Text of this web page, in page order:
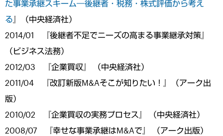
た事業承継スキーム―後継者・税務・株式評価から考え
る 』（中央経済社）
2014/01 『後継者不足でニーズの高まる事業継承対策』
（ビジネス法務）
2012/03 『企業買収』 （中央経済社）
2011/04 『改訂新版M&Aそこが知りたい！』（アーク出
版）
2010/02 『企業買収の実務プロセス』 （中央経済社）
2008/07 『幸せな事業承継はM&Aで』 （アーク出版）